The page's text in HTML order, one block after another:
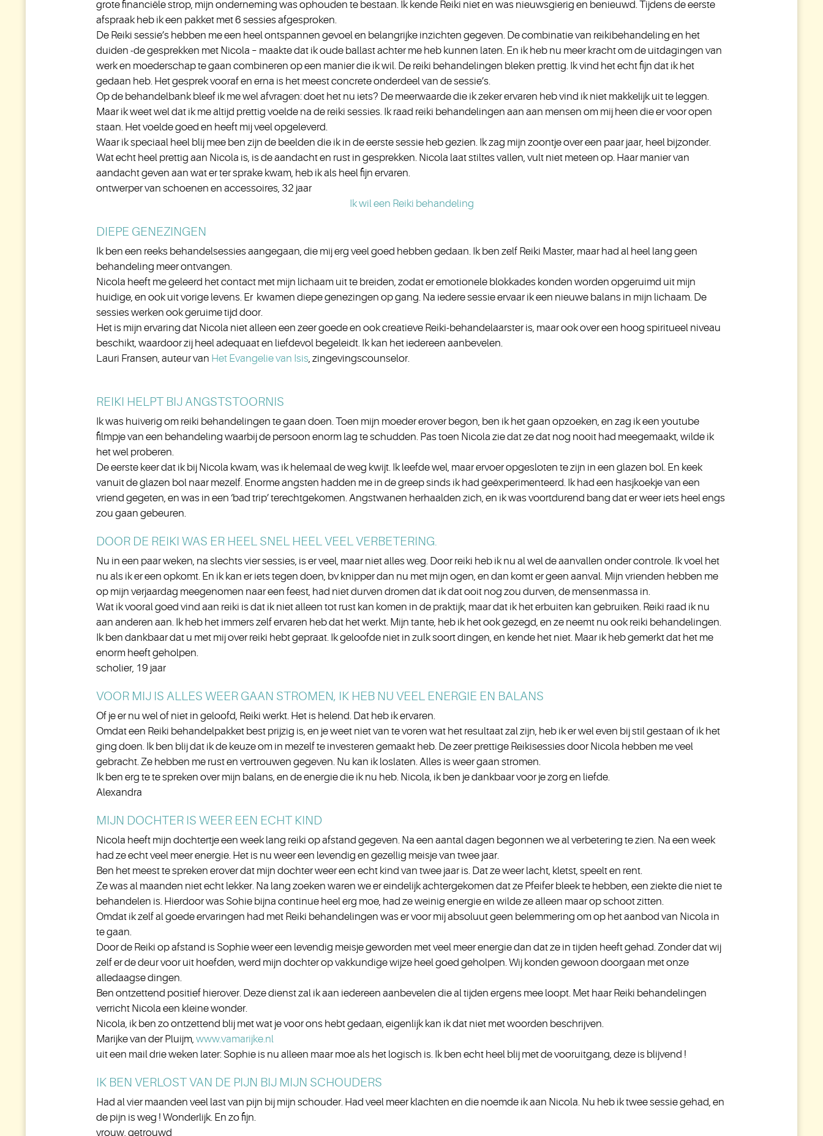
grote financiële strop, mijn onderneming was ophouden te bestaan. Ik kende Reiki niet en was nieuwsgierig en benieuwd. Tijdens de eerste
afspraak heb ik een pakket met 6 sessies afgesproken.
De Reiki sessie’s hebben me een heel ontspannen gevoel en belangrijke inzichten gegeven. De combinatie van reikibehandeling en het
duiden -de gesprekken met Nicola – maakte dat ik oude ballast achter me heb kunnen laten. En ik heb nu meer kracht om de uitdagingen van
werk en moederschap te gaan combineren op een manier die ik wil. De reiki behandelingen bleken prettig. Ik vind het echt fijn dat ik het
gedaan heb. Het gesprek vooraf en erna is het meest concrete onderdeel van de sessie’s.
Op de behandelbank bleef ik me wel afvragen: doet het nu iets? De meerwaarde die ik zeker ervaren heb vind ik niet makkelijk uit te leggen.
Maar ik weet wel dat ik me altijd prettig voelde na de reiki sessies. Ik raad reiki behandelingen aan aan mensen om mij heen die er voor open
staan. Het voelde goed en heeft mij veel opgeleverd.
Waar ik speciaal heel blij mee ben zijn de beelden die ik in de eerste sessie heb gezien. Ik zag mijn zoontje over een paar jaar, heel bijzonder.
Wat echt heel prettig aan Nicola is, is de aandacht en rust in gesprekken. Nicola laat stiltes vallen, vult niet meteen op. Haar manier van
aandacht geven aan wat er ter sprake kwam, heb ik als heel fijn ervaren.
ontwerper van schoenen en accessoires, 32 jaar
Ik wil een Reiki behandeling
DIEPE GENEZINGEN
Ik ben een reeks behandelsessies aangegaan, die mij erg veel goed hebben gedaan. Ik ben zelf Reiki Master, maar had al heel lang geen
behandeling meer ontvangen.
Nicola heeft me geleerd het contact met mijn lichaam uit te breiden, zodat er emotionele blokkades konden worden opgeruimd uit mijn
huidige, en ook uit vorige levens. Er kwamen diepe genezingen op gang. Na iedere sessie ervaar ik een nieuwe balans in mijn lichaam. De
sessies werken ook geruime tijd door.
Het is mijn ervaring dat Nicola niet alleen een zeer goede en ook creatieve Reiki-behandelaarster is, maar ook over een hoog spiritueel niveau
beschikt, waardoor zij heel adequaat en liefdevol begeleidt. Ik kan het iedereen aanbevelen.
Lauri Fransen, auteur van Het Evangelie van Isis, zingevingscounselor.
REIKI HELPT BIJ ANGSTSTOORNIS
Ik was huiverig om reiki behandelingen te gaan doen. Toen mijn moeder erover begon, ben ik het gaan opzoeken, en zag ik een youtube
filmpje van een behandeling waarbij de persoon enorm lag te schudden. Pas toen Nicola zie dat ze dat nog nooit had meegemaakt, wilde ik
het wel proberen.
De eerste keer dat ik bij Nicola kwam, was ik helemaal de weg kwijt. Ik leefde wel, maar ervoer opgesloten te zijn in een glazen bol. En keek
vanuit de glazen bol naar mezelf. Enorme angsten hadden me in de greep sinds ik had geëxperimenteerd. Ik had een hasjkoekje van een
vriend gegeten, en was in een ‘bad trip’ terechtgekomen. Angstwanen herhaalden zich, en ik was voortdurend bang dat er weer iets heel engs
zou gaan gebeuren.
DOOR DE REIKI WAS ER HEEL SNEL HEEL VEEL VERBETERING.
Nu in een paar weken, na slechts vier sessies, is er veel, maar niet alles weg. Door reiki heb ik nu al wel de aanvallen onder controle. Ik voel het
nu als ik er een opkomt. En ik kan er iets tegen doen, bv knipper dan nu met mijn ogen, en dan komt er geen aanval. Mijn vrienden hebben me
op mijn verjaardag meegenomen naar een feest, had niet durven dromen dat ik dat ooit nog zou durven, de mensenmassa in.
Wat ik vooral goed vind aan reiki is dat ik niet alleen tot rust kan komen in de praktijk, maar dat ik het erbuiten kan gebruiken. Reiki raad ik nu
aan anderen aan. Ik heb het immers zelf ervaren heb dat het werkt. Mijn tante, heb ik het ook gezegd, en ze neemt nu ook reiki behandelingen.
Ik ben dankbaar dat u met mij over reiki hebt gepraat. Ik geloofde niet in zulk soort dingen, en kende het niet. Maar ik heb gemerkt dat het me
enorm heeft geholpen.
scholier, 19 jaar
VOOR MIJ IS ALLES WEER GAAN STROMEN, IK HEB NU VEEL ENERGIE EN BALANS
Of je er nu wel of niet in geloofd, Reiki werkt. Het is helend. Dat heb ik ervaren.
Omdat een Reiki behandelpakket best prijzig is, en je weet niet van te voren wat het resultaat zal zijn, heb ik er wel even bij stil gestaan of ik het
ging doen. Ik ben blij dat ik de keuze om in mezelf te investeren gemaakt heb. De zeer prettige Reikisessies door Nicola hebben me veel
gebracht. Ze hebben me rust en vertrouwen gegeven. Nu kan ik loslaten. Alles is weer gaan stromen.
Ik ben erg te te spreken over mijn balans, en de energie die ik nu heb. Nicola, ik ben je dankbaar voor je zorg en liefde.
Alexandra
MIJN DOCHTER IS WEER EEN ECHT KIND
Nicola heeft mijn dochtertje een week lang reiki op afstand gegeven. Na een aantal dagen begonnen we al verbetering te zien. Na een week
had ze echt veel meer energie. Het is nu weer een levendig en gezellig meisje van twee jaar.
Ben het meest te spreken erover dat mijn dochter weer een echt kind van twee jaar is. Dat ze weer lacht, kletst, speelt en rent.
Ze was al maanden niet echt lekker. Na lang zoeken waren we er eindelijk achtergekomen dat ze Pfeifer bleek te hebben, een ziekte die niet te
behandelen is. Hierdoor was Sohie bijna continue heel erg moe, had ze weinig energie en wilde ze alleen maar op schoot zitten.
Omdat ik zelf al goede ervaringen had met Reiki behandelingen was er voor mij absoluut geen belemmering om op het aanbod van Nicola in
te gaan.
Door de Reiki op afstand is Sophie weer een levendig meisje geworden met veel meer energie dan dat ze in tijden heeft gehad. Zonder dat wij
zelf er de deur voor uit hoefden, werd mijn dochter op vakkundige wijze heel goed geholpen. Wij konden gewoon doorgaan met onze
alledaagse dingen.
Ben ontzettend positief hierover. Deze dienst zal ik aan iedereen aanbevelen die al tijden ergens mee loopt. Met haar Reiki behandelingen
verricht Nicola een kleine wonder.
Nicola, ik ben zo ontzettend blij met wat je voor ons hebt gedaan, eigenlijk kan ik dat niet met woorden beschrijven.
Marijke van der Pluijm, www.vamarijke.nl
uit een mail drie weken later: Sophie is nu alleen maar moe als het logisch is. Ik ben echt heel blij met de vooruitgang, deze is blijvend !
IK BEN VERLOST VAN DE PIJN BIJ MIJN SCHOUDERS
Had al vier maanden veel last van pijn bij mijn schouder. Had veel meer klachten en die noemde ik aan Nicola. Nu heb ik twee sessie gehad, en
de pijn is weg ! Wonderlijk. En zo fijn.
vrouw, getrouwd